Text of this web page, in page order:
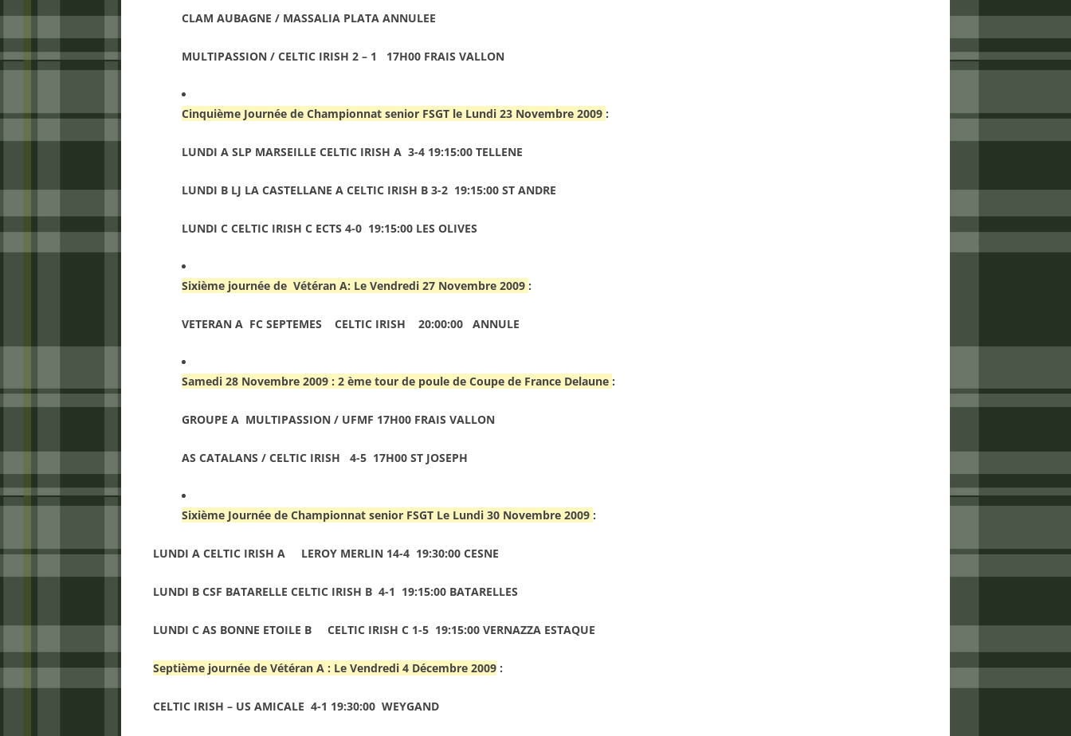
CLAM AUBAGNE / MASSALIA PLATA ANNULEE
MULTIPASSION / CELTIC IRISH 2 – 1 17H00 FRAIS VALLON
Cinquième Journée de Championnat senior FSGT le Lundi 23 Novembre 2009 :
LUNDI A SLP MARSEILLE CELTIC IRISH A 3-4 19:15:00 TELLENE
LUNDI B LJ LA CASTELLANE A CELTIC IRISH B 3-2 19:15:00 ST ANDRE
LUNDI C CELTIC IRISH C ECTS 4-0 19:15:00 LES OLIVES
Sixième journée de Vétéran A: Le Vendredi 27 Novembre 2009 :
VETERAN A FC SEPTEMES CELTIC IRISH 20:00:00 ANNULE
Samedi 28 Novembre 2009 : 2 ème tour de poule de Coupe de France Delaune :
GROUPE A MULTIPASSION / UFMF 17H00 FRAIS VALLON
AS CATALANS / CELTIC IRISH 4-5 17H00 ST JOSEPH
Sixième Journée de Championnat senior FSGT Le Lundi 30 Novembre 2009 :
LUNDI A CELTIC IRISH A LEROY MERLIN 14-4 19:30:00 CESNE
LUNDI B CSF BATARELLE CELTIC IRISH B 4-1 19:15:00 BATARELLES
LUNDI C AS BONNE ETOILE B CELTIC IRISH C 1-5 19:15:00 VERNAZZA ESTAQUE
Septième journée de Vétéran A : Le Vendredi 4 Décembre 2009 :
CELTIC IRISH – US AMICALE 4-1 19:30:00 WEYGAND